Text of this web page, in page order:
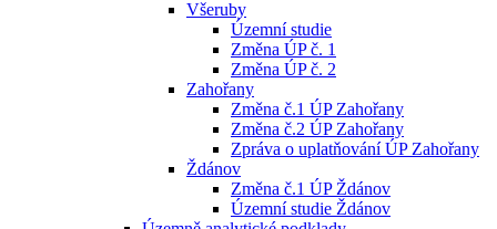
Všeruby
Územní studie
Změna ÚP č. 1
Změna ÚP č. 2
Zahořany
Změna č.1 ÚP Zahořany
Změna č.2 ÚP Zahořany
Zpráva o uplatňování ÚP Zahořany
Ždánov
Změna č.1 ÚP Ždánov
Územní studie Ždánov